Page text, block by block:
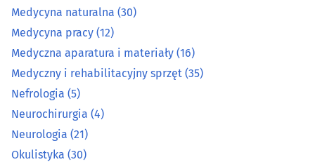
Kardiologia(14)
Laboratoria analityczne
Laryngologia(34)
Leczenie bólu(21)
Leczenie niepłodności
Medycyna naturalna (30)
Medycyna pracy (12)
Medyczna aparatura i materiały (16)
Medyczny i rehabilitacyjny sprzęt (35)
Nefrologia (5)
Neurochirurgia (4)
Neurologia (21)
Okulistyka (30)